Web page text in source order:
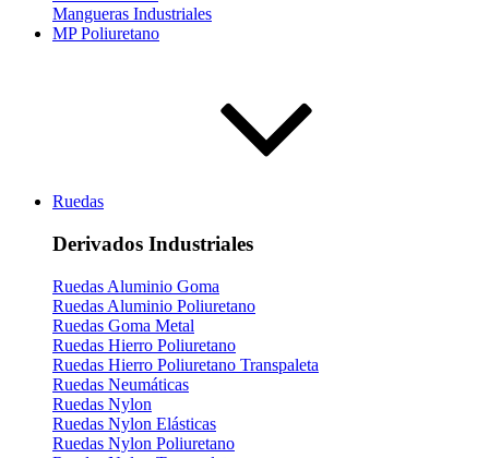
Mangueras Industriales
MP Poliuretano
Ruedas
Derivados Industriales
Ruedas Aluminio Goma
Ruedas Aluminio Poliuretano
Ruedas Goma Metal
Ruedas Hierro Poliuretano
Ruedas Hierro Poliuretano Transpaleta
Ruedas Neumáticas
Ruedas Nylon
Ruedas Nylon Elásticas
Ruedas Nylon Poliuretano